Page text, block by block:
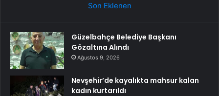
Son Eklenen
Güzelbahçe Belediye Başkanı
Gözaltına Alındı
Ağustos 9, 2026
Nevşehir’de kayalıkta mahsur kalan
kadın kurtarıldı